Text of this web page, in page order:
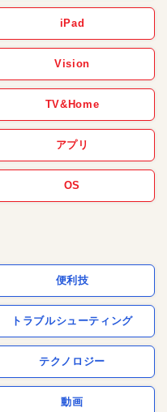
iPad
Vision
TV&Home
アプリ
OS
便利技
トラブルシューティング
テクノロジー
動画